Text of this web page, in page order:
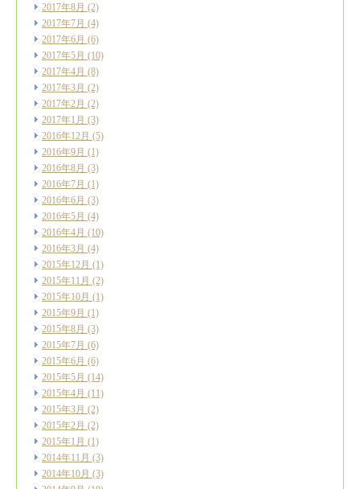
2017年8月 (2)
2017年7月 (4)
2017年6月 (6)
2017年5月 (10)
2017年4月 (8)
2017年3月 (2)
2017年2月 (2)
2017年1月 (3)
2016年12月 (5)
2016年9月 (1)
2016年8月 (3)
2016年7月 (1)
2016年6月 (3)
2016年5月 (4)
2016年4月 (10)
2016年3月 (4)
2015年12月 (1)
2015年11月 (2)
2015年10月 (1)
2015年9月 (1)
2015年8月 (3)
2015年7月 (6)
2015年6月 (6)
2015年5月 (14)
2015年4月 (11)
2015年3月 (2)
2015年2月 (2)
2015年1月 (1)
2014年11月 (3)
2014年10月 (3)